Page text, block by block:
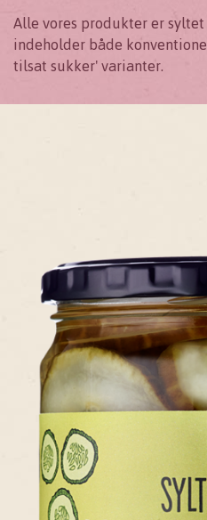
Alle vores produkter er
indeholder både
tilsat sukker' varianter.